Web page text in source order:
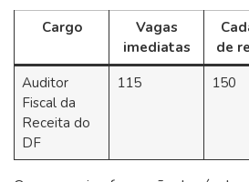
Cargo
Vagas
imediatas
de
Auditor
Fiscal da
Receita do
DF
115 150